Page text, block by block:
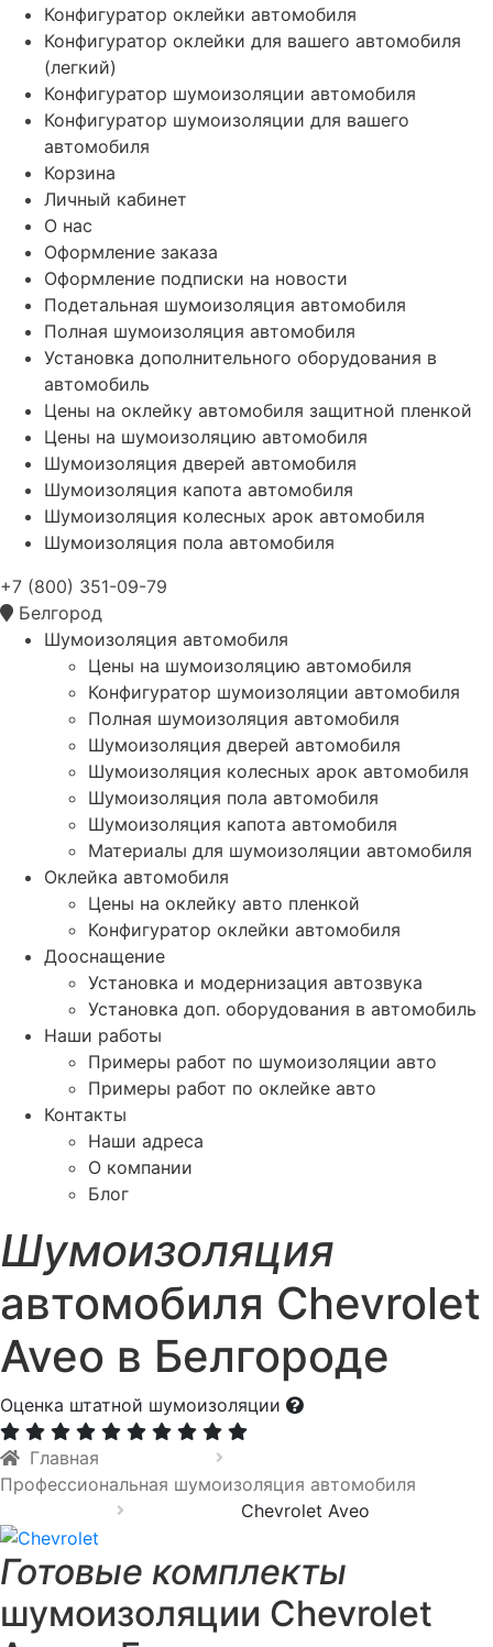
Конфигуратор оклейки автомобиля
Конфигуратор оклейки для вашего автомобиля
(легкий)
Конфигуратор шумоизоляции автомобиля
Конфигуратор шумоизоляции для вашего
автомобиля
Корзина
Личный кабинет
О нас
Оформление заказа
Оформление подписки на новости
Подетальная шумоизоляция автомобиля
Полная шумоизоляция автомобиля
Установка дополнительного оборудования в
автомобиль
Цены на оклейку автомобиля защитной пленкой
Цены на шумоизоляцию автомобиля
Шумоизоляция дверей автомобиля
Шумоизоляция капота автомобиля
Шумоизоляция колесных арок автомобиля
Шумоизоляция пола автомобиля
+7 (800) 351-09-79
Белгород
Шумоизоляция автомобиля
Цены на шумоизоляцию автомобиля
Конфигуратор шумоизоляции автомобиля
Полная шумоизоляция автомобиля
Шумоизоляция дверей автомобиля
Шумоизоляция колесных арок автомобиля
Шумоизоляция пола автомобиля
Шумоизоляция капота автомобиля
Материалы для шумоизоляции автомобиля
Оклейка автомобиля
Цены на оклейку авто пленкой
Конфигуратор оклейки автомобиля
Дооснащение
Установка и модернизация автозвука
Установка доп. оборудования в автомобиль
Наши работы
Примеры работ по шумоизоляции авто
Примеры работ по оклейке авто
Контакты
Наши адреса
О компании
Блог
Шумоизоляция
автомобиля Chevrolet
Aveo в Белгороде
Оценка штатной шумоизоляции
Главная
Профессиональная шумоизоляция автомобиля
Chevrolet Aveo
Готовые комплекты
шумоизоляции Chevrolet